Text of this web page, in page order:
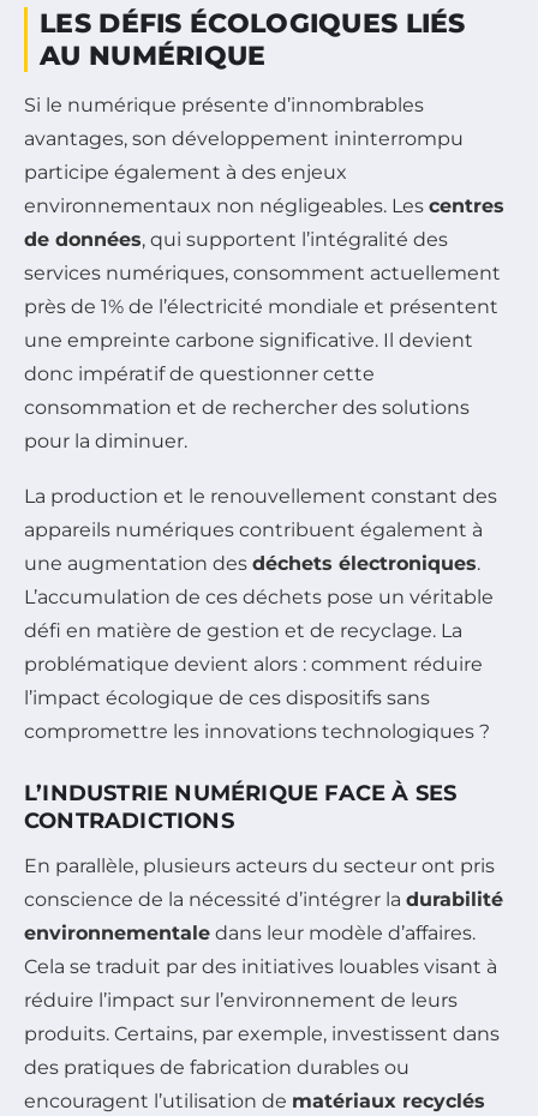
LES DÉFIS ÉCOLOGIQUES LIÉS
AU NUMÉRIQUE
Si le numérique présente d’innombrables
avantages, son développement ininterrompu
participe également à des enjeux
environnementaux non négligeables. Les centres
de données, qui supportent l’intégralité des
services numériques, consomment actuellement
près de 1% de l’électricité mondiale et présentent
une empreinte carbone significative. Il devient
donc impératif de questionner cette
consommation et de rechercher des solutions
pour la diminuer.
La production et le renouvellement constant des
appareils numériques contribuent également à
une augmentation des déchets électroniques.
L’accumulation de ces déchets pose un véritable
défi en matière de gestion et de recyclage. La
problématique devient alors : comment réduire
l’impact écologique de ces dispositifs sans
compromettre les innovations technologiques ?
L’INDUSTRIE NUMÉRIQUE FACE À SES
CONTRADICTIONS
En parallèle, plusieurs acteurs du secteur ont pris
conscience de la nécessité d’intégrer la durabilité
environnementale dans leur modèle d’affaires.
Cela se traduit par des initiatives louables visant à
réduire l’impact sur l’environnement de leurs
produits. Certains, par exemple, investissent dans
des pratiques de fabrication durables ou
encouragent l’utilisation de matériaux recyclés